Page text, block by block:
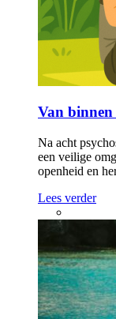
Van
Na acht
een veilige
openheid en
Lees verder